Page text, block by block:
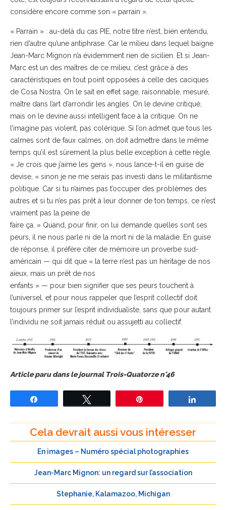
considère encore comme son « parrain ».
« Parrain » : au-delà du cas PIE, notre titre n’est, bien entendu,
rien d’autre qu’une antiphrase. Car le milieu dans lequel baigne
Jean-Marc Mignon n’a évidemment rien de sicilien. Et si Jean-
Marc est un des maîtres de ce milieu, c’est grâce à des
caractéristiques en tout point opposées à celle des caciques
de Cosa Nostra. On le sait en effet sage, raisonnable, mesuré,
maître dans l’art d’arrondir les angles. On le devine critiqué,
mais on le devine aussi intelligent face à la critique. On ne
l’imagine pas violent, pas colérique. Si l’on admet que tous les
calmes sont de faux calmes, on doit admettre dans le même
temps qu’il est sûrement la plus belle exception à cette règle.
« Je crois que j’aime les gens », nous lance-t-il en guise de
devise, « sinon je ne me serais pas investi dans le militantisme
politique. Car si tu n’aimes pas t’occuper des problèmes des
autres et si tu n’es pas prêt à leur donner de ton temps, ce n’est
vraiment pas la peine de
faire ça. » Quand, pour finir, on lui demande quelles sont ses
peurs, il ne nous parle ni de la mort ni de la maladie. En guise
de réponse, il préfère citer de mémoire un proverbe sud-
américain — qui dit que « la terre n’est pas un héritage de nos
aïeux, mais un prêt de nos
enfants » — pour bien signifier que ses peurs touchent à
l’universel, et pour nous rappeler que l’esprit collectif doit
toujours primer sur l’esprit individualiste, sans que pour autant
l’individu ne soit jamais réduit ou assujetti au collectif.
Article paru dans le journal Trois-Quatorze n°46
Cela devrait aussi vous intéresser
En images – Numéro spécial photographies
Jean-Marc Mignon: un regard sur l’association
Stephanie, Kalamazoo, Michigan